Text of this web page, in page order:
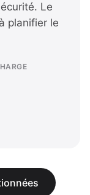
Le
planifier le